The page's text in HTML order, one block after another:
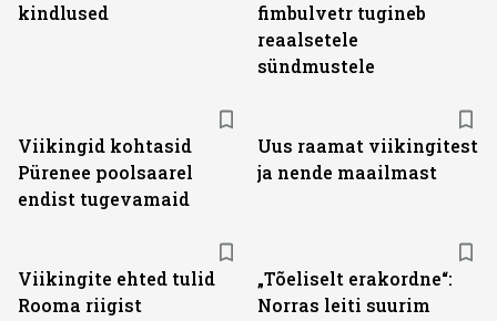
kindlused
fimbulvetr tugineb
reaalsetele
sündmustele
Viikingid kohtasid
Pürenee poolsaarel
endist tugevamaid
Uus raamat viikingitest
ja nende maailmast
Viikingite ehted tulid
Rooma riigist
„Tõeliselt erakordne“:
Norras leiti suurim